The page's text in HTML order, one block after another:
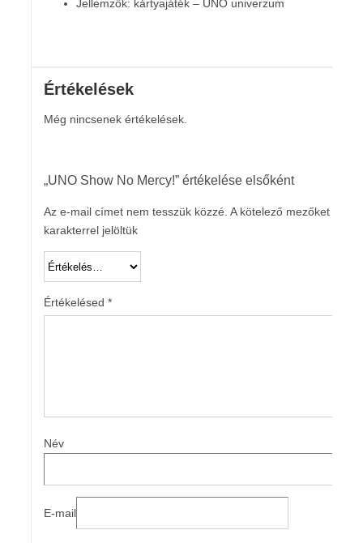
Jellemzők: kártyajáték – UNO univerzum
Értékelések
Még nincsenek értékelések.
„UNO Show No Mercy!” értékelése elsőként
Az e-mail címet nem tesszük közzé. A kötelező mezőket
karakterrel jelöltük
Értékelésed *
Név
E-mail